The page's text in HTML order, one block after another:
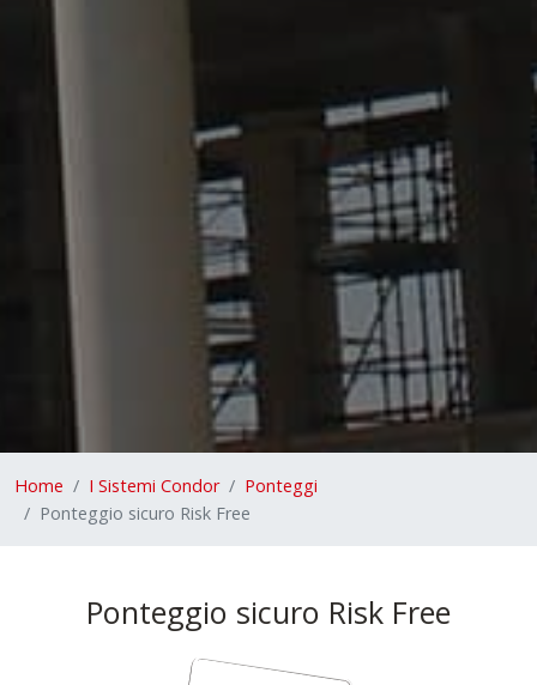
Home I Sistemi Condor
Ponteggi
Ponteggio sicuro Risk Free
Ponteggio sicuro Risk Free